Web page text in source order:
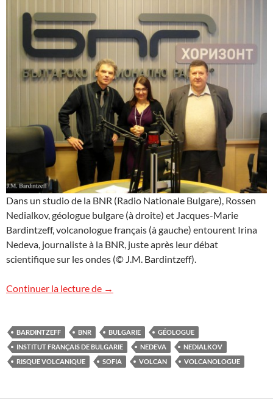
Dans un studio de la BNR (Radio Nationale Bulgare), Rossen
Nedialkov, géologue bulgare (à droite) et Jacques-Marie
Bardintzeff, volcanologue français (à gauche) entourent Irina
Nedeva, journaliste à la BNR, juste après leur débat
scientifique sur les ondes (© J.M. Bardintzeff).
Continuer la lecture de Retour en Bulgarie
→
BARDINTZEFF BNR BULGARIE
GÉOLOGUE
INSTITUT FRANÇAIS DE BULGARIE
NEDEVA
NEDIALKOV
RISQUE VOLCANIQUE
SOFIA VOLCAN VOLCANOLOGUE